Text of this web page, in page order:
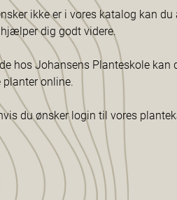
ikke er i vores katalog kan
dig godt videre.
hos Johansens Planteskole kan
online.
du ønsker login til vores